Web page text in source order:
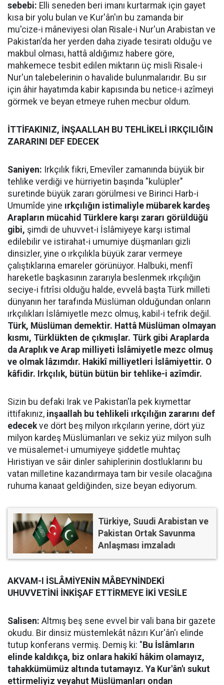
sebebi: Elli seneden beri imanı kurtarmak için gayet
kısa bir yolu bulan ve Kur'ân'ın bu zamanda bir
mu'cize-i mâneviyesi olan Risale-i Nur'un Arabistan ve
Pakistan'da her yerden daha ziyade tesiratı olduğu ve
makbul olması, hattâ aldığımız habere göre,
mahkemece tesbit edilen miktarın üç misli Risale-i
Nur'un talebelerinin o havalide bulunmalarıdır. Bu sır
için âhir hayatımda kabir kapısında bu netice-i azîmeyi
görmek ve beyan etmeye ruhen mecbur oldum.
İTTİFAKINIZ, İNŞAALLAH BU TEHLİKELİ IRKÇILIĞIN
ZARARINI DEF EDECEK
Saniyen: Irkçılık fikri, Emevîler zamanında büyük bir
tehlike verdiği ve hürriyetin başında "kulüpler"
suretinde büyük zararı görülmesi ve Birinci Harb-i
Umumîde yine ırkçılığın istimaliyle mübarek kardeş
Arapların mücahid Türklere karşı zararı görüldüğü
gibi, şimdi de uhuvvet-i İslâmiyeye karşı istimal
edilebilir ve istirahat-i umumiye düşmanları gizli
dinsizler, yine o ırkçılıkla büyük zarar vermeye
çalıştıklarına emareler görünüyor. Halbuki, menfî
hareketle başkasının zararıyla beslenmek ırkçılığın
seciye-i fıtrîsi olduğu halde, evvelâ başta Türk milleti
dünyanın her tarafında Müslüman olduğundan onların
ırkçılıkları İslâmiyetle mezc olmuş, kabil-i tefrik değil.
Türk, Müslüman demektir. Hattâ Müslüman olmayan
kısmı, Türklükten de çıkmışlar. Türk gibi Araplarda
da Araplık ve Arap milliyeti İslâmiyetle mezc olmuş
ve olmak lâzımdır. Hakikî milliyetleri İslâmiyettir. O
kâfidir. Irkçılık, bütün bütün bir tehlike-i azîmdir.
Sizin bu defaki Irak ve Pakistan'la pek kıymettar
ittifakınız, inşaallah bu tehlikeli ırkçılığın zararını def
edecekve dört beş milyon ırkçıların yerine, dört yüz
milyon kardeş Müslümanları ve sekiz yüz milyon sulh
ve müsalemet-i umumiyeye şiddetle muhtaç
Hıristiyan ve sâir dinler sahiplerinin dostluklarını bu
vatan milletine kazandırmaya tam bir vesile olacağına
ruhuma kanaat geldiğinden, size beyan ediyorum.
Türkiye, Suudi Arabistan ve
Pakistan Ortak Savunma
Anlaşması imzaladı
AKVAM-I İSLÂMİYENİN MÂBEYNİNDEKİ
UHUVVETİNİ İNKİŞAF ETTİRMEYE İKİ VESİLE
Salisen: Altmış beş sene evvel bir vali bana bir gazete
okudu. Bir dinsiz müstemlekât nâzırı Kur'ân'ı elinde
tutup konferans vermiş. Demiş ki: " Bu İslâmların
elinde kaldıkça, biz onlara hakikî hâkim olamayız,
tahakkümümüz altında tutamayız. Ya Kur'ân'ı sukut
ettirmeliyiz veyahut Müslümanları ondan